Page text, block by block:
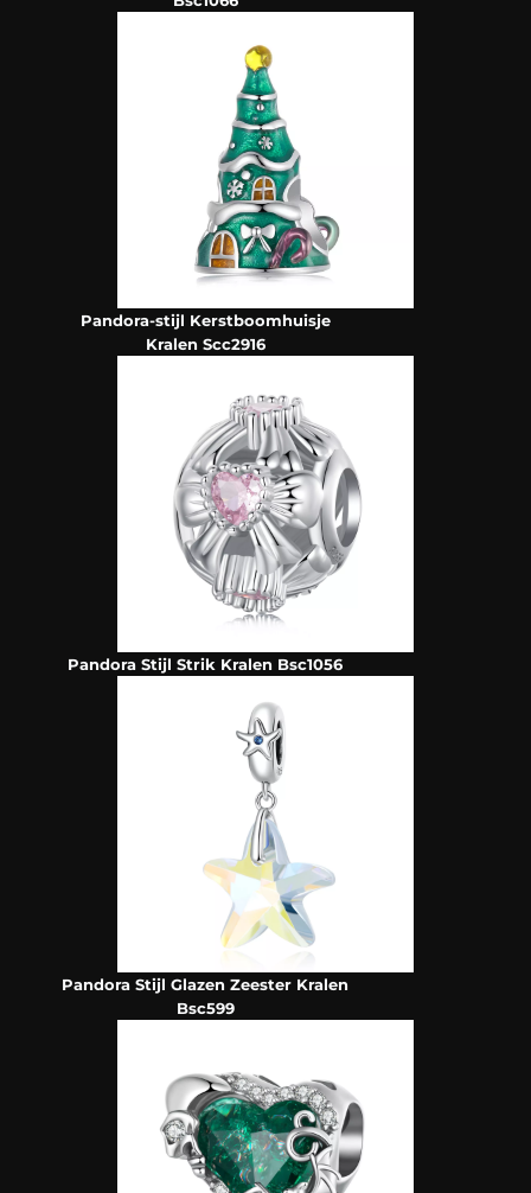
Pandora-stijl Kerstboomhuisje
Kralen Scc2916
Pandora Stijl Strik Kralen Bsc1056
Pandora Stijl Glazen Zeester Kralen
Bsc599